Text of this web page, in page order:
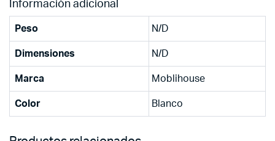
Información adicional
Peso N/D
Dimensiones N/D
Marca Moblihouse
Color Blanco